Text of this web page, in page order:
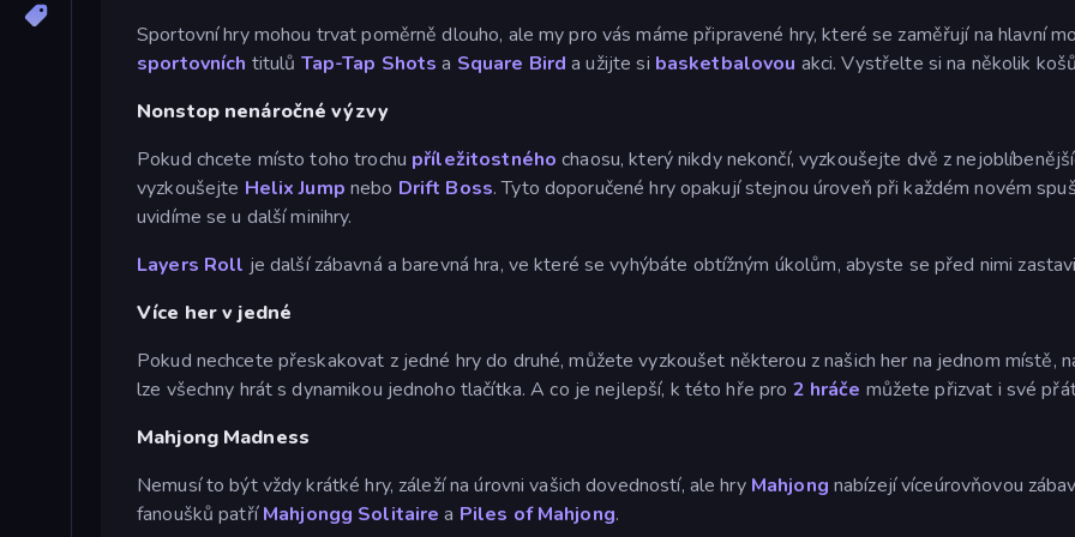
Sportovní hry mohou trvat poměrně dlouho, ale my pro vás máme připravené hry, které se zaměřují na hlavní
sportovních titulů Tap-Tap Shots a Square Bird a užijte si basketbalovou akci. Vystřelte si na několik
Nonstop nenáročné výzvy
Pokud chcete místo toho trochu příležitostného chaosu, který nikdy nekončí, vyzkoušejte dvě z
vyzkoušejte Helix Jump nebo Drift Boss. Tyto doporučené hry opakují stejnou úroveň při každém novém
uvidíme se u další minihry.
Layers Roll je další zábavná a barevná hra, ve které se vyhýbáte obtížným úkolům, abyste se před nimi
Více her v jedné
Pokud nechcete přeskakovat z jedné hry do druhé, můžete vyzkoušet některou z našich her na jednom místě,
lze všechny hrát s dynamikou jednoho tlačítka. A co je nejlepší, k této hře pro 2 hráče můžete přizvat i své
Mahjong Madness
Nemusí to být vždy krátké hry, záleží na úrovni vašich dovedností, ale hry Mahjong nabízejí víceúrovňovou
fanoušků patříMahjongg Solitaire a Piles of Mahjong.